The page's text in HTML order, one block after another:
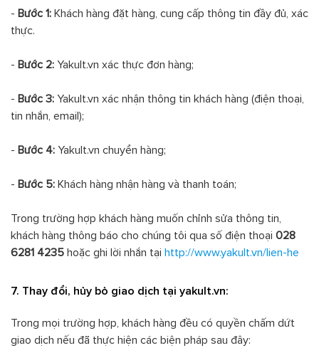
- Bước 1: Khách hàng đặt hàng, cung cấp thông tin đầy đủ, xác
thực.
- Bước 2: Yakult.vn xác thực đơn hàng;
- Bước 3: Yakult.vn xác nhận thông tin khách hàng (điện thoại,
tin nhắn, email);
- Bước 4: Yakult.vn chuyển hàng;
- Bước 5: Khách hàng nhận hàng và thanh toán;
Trong trường hợp khách hàng muốn chỉnh sửa thông tin,
khách hàng thông báo cho chúng tôi qua số điện thoại 028
6281 4235 hoặc ghi lời nhắn tại http://www.yakult.vn/lien-he
7. Thay đổi, hủy bỏ giao dịch tại yakult.vn:
Trong mọi trường hợp, khách hàng đều có quyền chấm dứt
giao dịch nếu đã thực hiện các biện pháp sau đây: